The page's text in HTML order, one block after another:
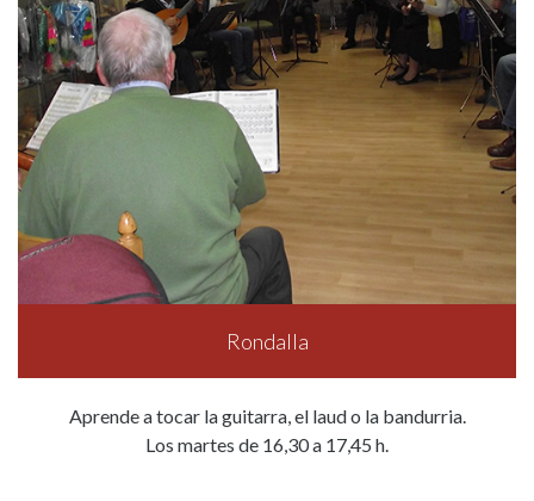
Rondalla
Aprende a tocar la guitarra, el laud o la bandurria.
Los martes de 16,30 a 17,45 h.